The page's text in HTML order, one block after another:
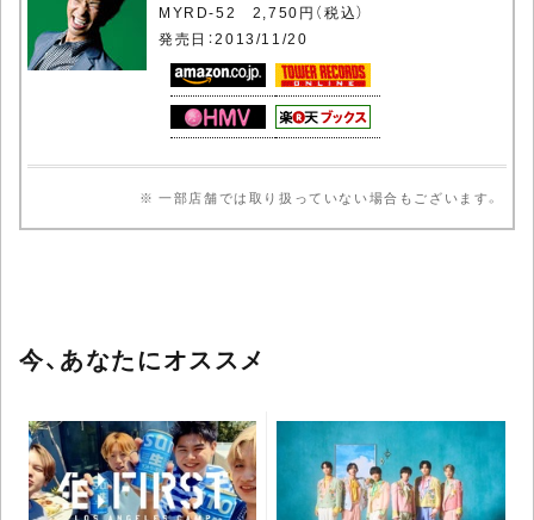
MYRD-52 2,750円（税込）
発売日：2013/11/20
※ 一部店舗では取り扱っていない場合もございます。
今、あなたにオススメ